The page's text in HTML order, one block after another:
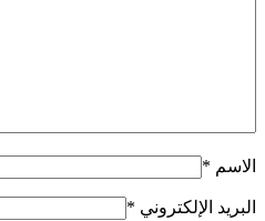
الاسم *
البريد الإلكتروني *